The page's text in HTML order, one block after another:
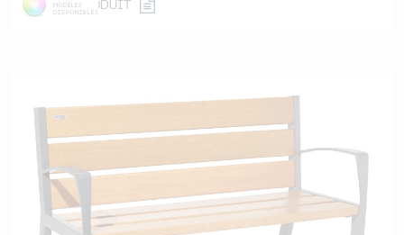
DÉTAILPRODUIT